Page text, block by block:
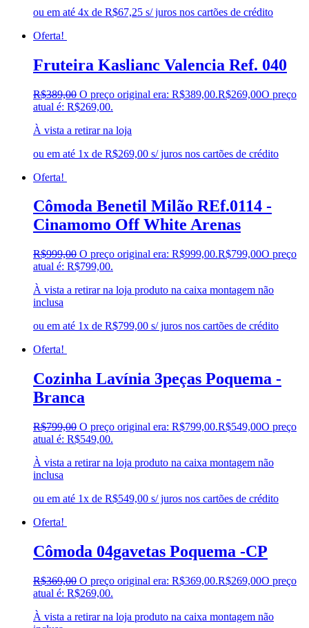
ou em até 4x de R$67,25 s/ juros nos cartões de crédito
Oferta!
Fruteira Kaslianc Valencia Ref. 040
R$389,00 O preço original era: R$389,00.R$269,00O preço
atual é: R$269,00.
À vista a retirar na loja
ou em até 1x de R$269,00 s/ juros nos cartões de crédito
Oferta!
Cômoda Benetil Milão REf.0114 -
Cinamomo Off White Arenas
R$999,00 O preço original era: R$999,00.R$799,00O preço
atual é: R$799,00.
À vista a retirar na loja produto na caixa montagem não
inclusa
ou em até 1x de R$799,00 s/ juros nos cartões de crédito
Oferta!
Cozinha Lavínia 3peças Poquema -
Branca
R$799,00 O preço original era: R$799,00.R$549,00O preço
atual é: R$549,00.
À vista a retirar na loja produto na caixa montagem não
inclusa
ou em até 1x de R$549,00 s/ juros nos cartões de crédito
Oferta!
Cômoda 04gavetas Poquema -CP
R$369,00 O preço original era: R$369,00.R$269,00O preço
atual é: R$269,00.
À vista a retirar na loja produto na caixa montagem não